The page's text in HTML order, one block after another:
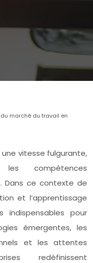
marché du travail en
vitesse fulgurante,
les compétences
Dans ce contexte de
et l’apprentissage
indispensables pour
émergentes, les
et les attentes
redéfinissent